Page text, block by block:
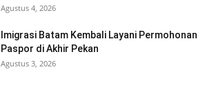
Agustus 4, 2026
Imigrasi Batam Kembali Layani Permohonan
Paspor di Akhir Pekan
Agustus 3, 2026